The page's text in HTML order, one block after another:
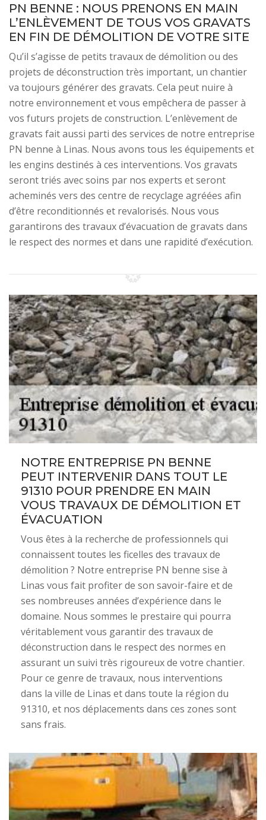
PN BENNE : NOUS PRENONS EN MAIN
L’ENLÈVEMENT DE TOUS VOS GRAVATS
EN FIN DE DÉMOLITION DE VOTRE SITE
Qu’il s’agisse de petits travaux de démolition ou des
projets de déconstruction très important, un chantier
va toujours générer des gravats. Cela peut nuire à
notre environnement et vous empêchera de passer à
vos futurs projets de construction. L’enlèvement de
gravats fait aussi parti des services de notre entreprise
PN benne à Linas. Nous avons tous les équipements et
les engins destinés à ces interventions. Vos gravats
seront triés avec soins par nos experts et seront
acheminés vers des centre de recyclage agréées afin
d’être reconditionnés et revalorisés. Nous vous
garantirons des travaux d’évacuation de gravats dans
le respect des normes et dans une rapidité d’exécution.
NOTRE ENTREPRISE PN BENNE
PEUT INTERVENIR DANS TOUT LE
91310 POUR PRENDRE EN MAIN
VOUS TRAVAUX DE DÉMOLITION ET
ÉVACUATION
Vous êtes à la recherche de professionnels qui
connaissent toutes les ficelles des travaux de
démolition ? Notre entreprise PN benne sise à
Linas vous fait profiter de son savoir-faire et de
ses nombreuses années d’expérience dans le
domaine. Nous sommes le prestaire qui pourra
véritablement vous garantir des travaux de
déconstruction dans le respect des normes en
assurant un suivi très rigoureux de votre chantier.
Pour ce genre de travaux, nous interventions
dans la ville de Linas et dans toute la région du
91310, et nos déplacements dans ces zones sont
sans frais.